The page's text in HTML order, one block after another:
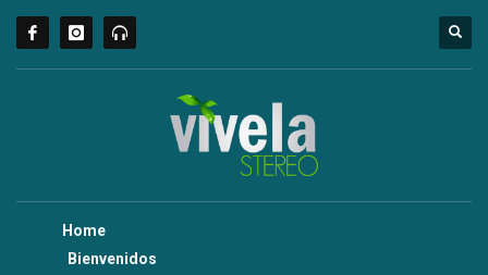
Home
Bienvenidos